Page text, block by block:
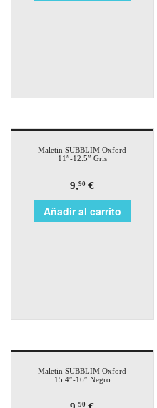
Maletin SUBBLIM Oxford
11″-12.5″ Gris
9,90 €
Añadir al carrito
Maletin SUBBLIM Oxford
15.4″-16″ Negro
90